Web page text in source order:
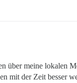
über meine lokalen
mit der Zeit besser